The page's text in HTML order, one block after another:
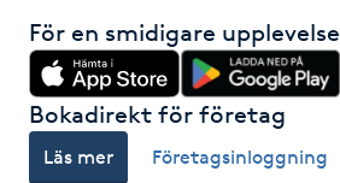
Optiker
Ortobionomi
Ortopedi
För en smidigare upplevelse
Bokadirekt för företag
Läs mer Företagsinloggning